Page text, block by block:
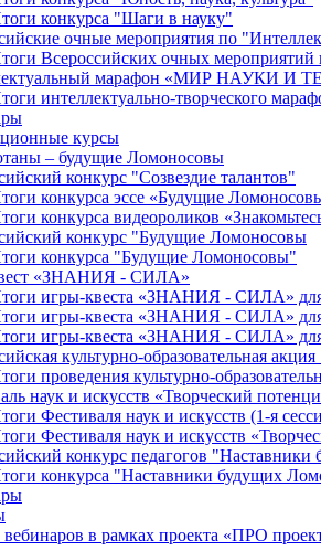
конкурса "Шаги в науку"
очные мероприятия по
Всероссийских очных мероприятий
марафон «МИР НАУКИ И
интеллектуально-творческого
курсы
– будущие Ломоносовы
конкурс "Созвездие талантов"
конкурса эссе «Будущие
конкурса видеороликов
конкурс "Будущие Ломоносовы
конкурса "Будущие Ломоносовы"
«ЗНАНИЯ - СИЛА»
игры-квеста «ЗНАНИЯ - СИЛА» для
игры-квеста «ЗНАНИЯ - СИЛА» для
игры-квеста «ЗНАНИЯ - СИЛА» для
культурно-образовательная
проведения культурно-
наук и искусств «Творческий
Фестиваля наук и искусств (1-я
Фестиваля наук и искусств
конкурс педагогов
конкурса "Наставники будущих
в рамках проекта «ПРО